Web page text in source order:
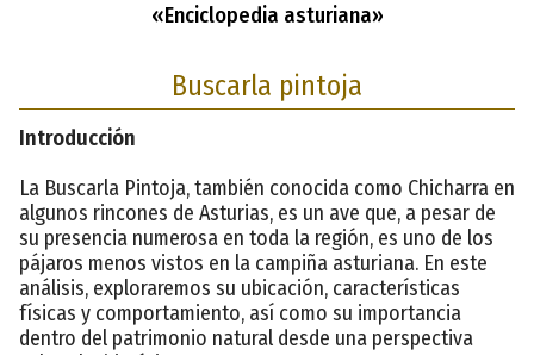
«Enciclopedia asturiana»
Buscarla pintoja
Introducción
La Buscarla Pintoja, también conocida como Chicharra en
algunos rincones de Asturias, es un ave que, a pesar de
su presencia numerosa en toda la región, es uno de los
pájaros menos vistos en la campiña asturiana. En este
análisis, exploraremos su ubicación, características
físicas y comportamiento, así como su importancia
dentro del patrimonio natural desde una perspectiva